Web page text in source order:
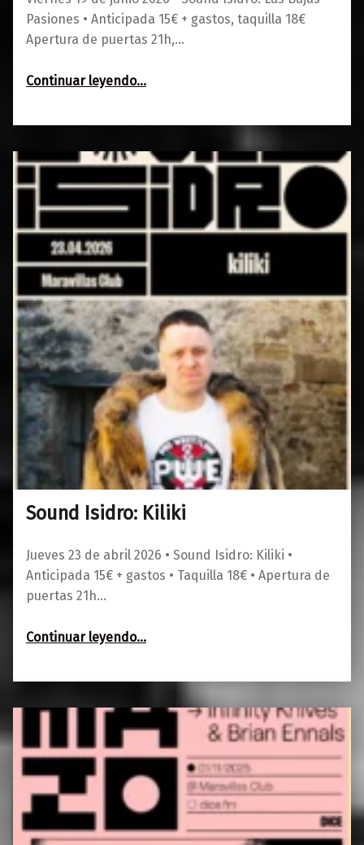
Pasiones • Anticipada 15€ + gastos, taquilla 18€
Apertura de puertas 21h,…
Continuar leyendo…
Sound Isidro: Kiliki
Jueves 23 de abril 2026 • Sound Isidro: Kiliki •
Anticipada 15€ + gastos • Taquilla 18€ • Apertura de
puertas 21h…
Continuar leyendo…
01/03/2026
0
Maravillas